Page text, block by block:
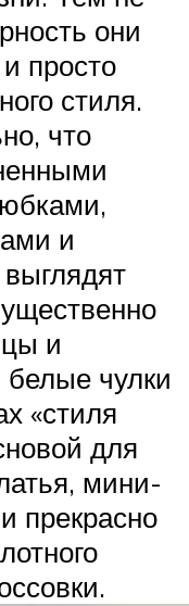
они
просто
стиля.
что
и
и
белые чулки
«стиля
для
мини-
прекрасно